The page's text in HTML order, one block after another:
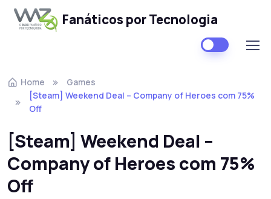
Fanáticos por Tecnologia
Home
Games
[Steam] Weekend Deal – Company of Heroes com 75%
Off
[Steam] Weekend Deal –
Company of Heroes com 75%
Off